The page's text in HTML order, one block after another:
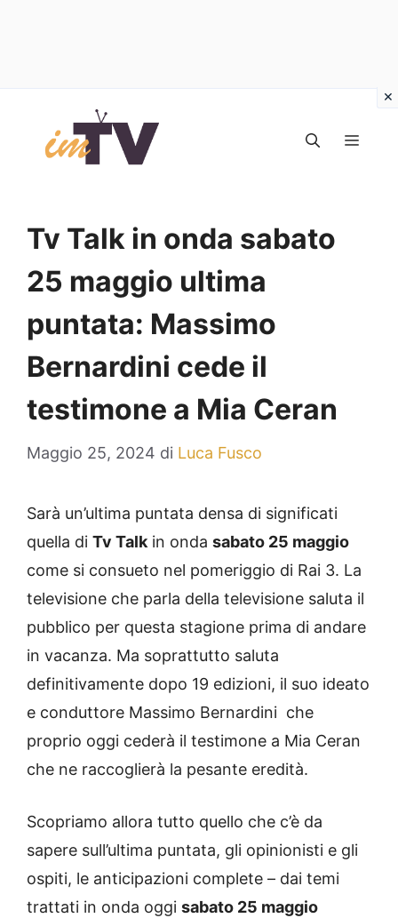
contenuto
Tv Talk in onda sabato
25 maggio ultima
puntata: Massimo
Bernardini cede il
testimone a Mia Ceran
Maggio 25, 2024 di Luca Fusco
Sarà un’ultima puntata densa di significati
quella di Tv Talkin onda sabato 25 maggio
come si consueto nel pomeriggio di Rai 3. La
televisione che parla della televisione saluta il
pubblico per questa stagione prima di andare
in vacanza. Ma soprattutto saluta
definitivamente dopo 19 edizioni, il suo ideato
e conduttore Massimo Bernardini che
proprio oggi cederà il testimone a Mia Ceran
che ne raccoglierà la pesante eredità.
Scopriamo allora tutto quello che c’è da
sapere sull’ultima puntata, gli opinionisti e gli
ospiti, le anticipazioni complete – dai temi
trattati in onda oggi sabato 25 maggio